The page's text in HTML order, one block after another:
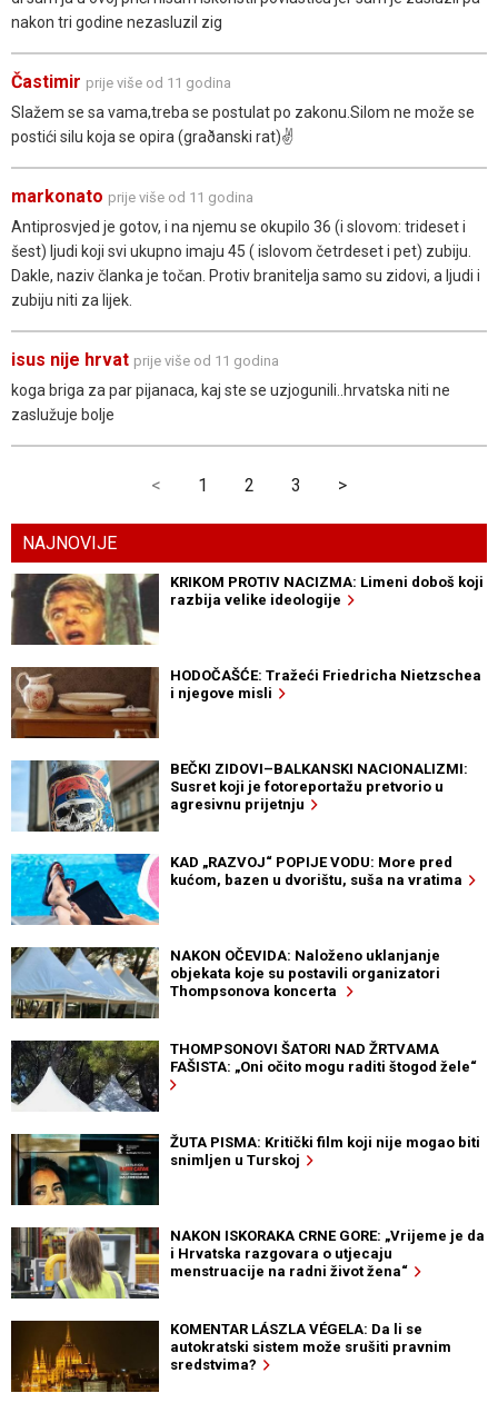
nakon tri godine nezasluzil zig
Častimir prije više od 11 godina
Slažem se sa vama,treba se postulat po zakonu.Silom ne može se
postići silu koja se opira (graðanski rat)✌
markonato prije više od 11 godina
Antiprosvjed je gotov, i na njemu se okupilo 36 (i slovom: trideset i
šest) ljudi koji svi ukupno imaju 45 ( islovom četrdeset i pet) zubiju.
Dakle, naziv članka je točan. Protiv branitelja samo su zidovi, a ljudi i
zubiju niti za lijek.
isus nije hrvat prije više od 11 godina
koga briga za par pijanaca, kaj ste se uzjogunili..hrvatska niti ne
zaslužuje bolje
< 1 2 3 >
NAJNOVIJE
KRIKOM PROTIV NACIZMA: Limeni doboš koji
razbija velike ideologije
HODOČAŠĆE: Tražeći Friedricha Nietzschea
i njegove misli
BEČKI ZIDOVI–BALKANSKI NACIONALIZMI:
Susret koji je fotoreportažu pretvorio u
agresivnu prijetnju
KAD „RAZVOJ“ POPIJE VODU: More pred
kućom, bazen u dvorištu, suša na vratima
NAKON OČEVIDA: Naloženo uklanjanje
objekata koje su postavili organizatori
Thompsonova koncerta
THOMPSONOVI ŠATORI NAD ŽRTVAMA
FAŠISTA: „Oni očito mogu raditi štogod žele“
ŽUTA PISMA: Kritički film koji nije mogao biti
snimljen u Turskoj
NAKON ISKORAKA CRNE GORE: „Vrijeme je da
i Hrvatska razgovara o utjecaju
menstruacije na radni život žena“
KOMENTAR LÁSZLA VÉGELA: Da li se
autokratski sistem može srušiti pravnim
sredstvima?